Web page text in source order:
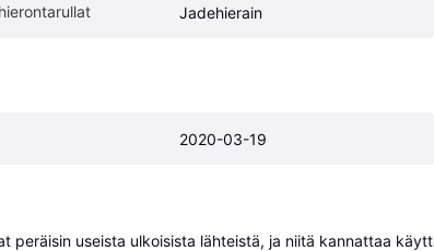
Jadehierain
2020-03-19
peräisin useista ulkoisista lähteistä, ja niitä kannattaa